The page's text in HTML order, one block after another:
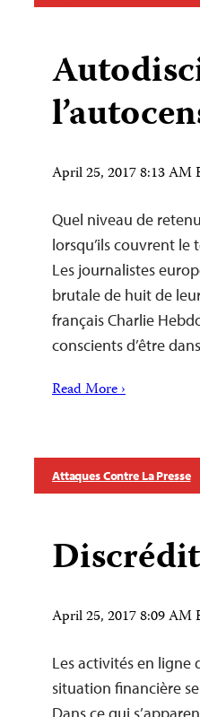
April 25, 2017 8:13 AM
Quel niveau de
lorsqu’ils couvrent le
Les journalistes
brutale de huit de
français Charlie
conscients d’être
Read More ›
Attaques Contre La Presse
April 25, 2017 8:09 AM
Les activités en
situation financière